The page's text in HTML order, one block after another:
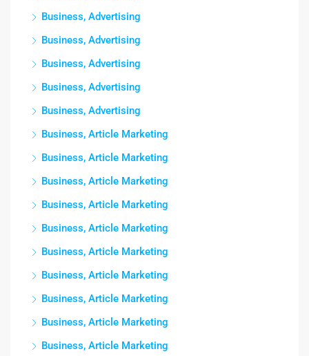
Business, Advertising
Business, Advertising
Business, Advertising
Business, Advertising
Business, Advertising
Business, Article Marketing
Business, Article Marketing
Business, Article Marketing
Business, Article Marketing
Business, Article Marketing
Business, Article Marketing
Business, Article Marketing
Business, Article Marketing
Business, Article Marketing
Business, Article Marketing